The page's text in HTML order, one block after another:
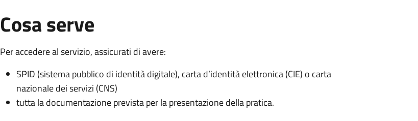
Cosa serve
Per accedere al servizio, assicurati di avere:
SPID (sistema pubblico di identità digitale), carta d’identità elettronica (CIE) o carta
nazionale dei servizi (CNS)
tutta la documentazione prevista per la presentazione della pratica.